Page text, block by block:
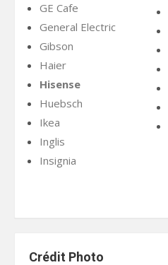
GE Cafe
General Electric
Gibson
Haier
Hisense
Huebsch
Ikea
Inglis
Insignia
Crédit Photo